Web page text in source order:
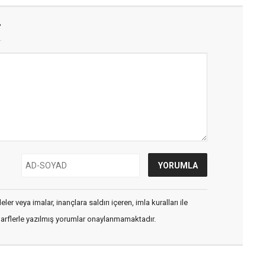
veya imalar, inançlara saldırı içeren, imla kuralları ile
yazılmış yorumlar onaylanmamaktadır.